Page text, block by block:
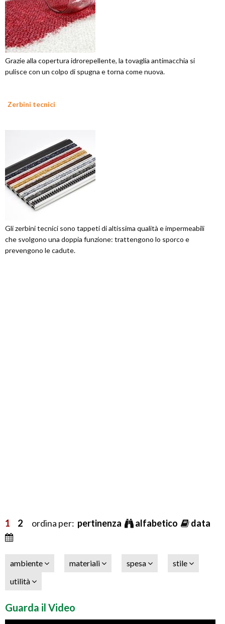
Grazie alla copertura idrorepellente, la tovaglia antimacchia si
pulisce con un colpo di spugna e torna come nuova.
Zerbini tecnici
Gli zerbini tecnici sono tappeti di altissima qualità e impermeabili
che svolgono una doppia funzione: trattengono lo sporco e
prevengono le cadute.
1 2 ordina per: pertinenza alfabetico data
ambiente materiali spesa
stile
utilità
Guarda il Video